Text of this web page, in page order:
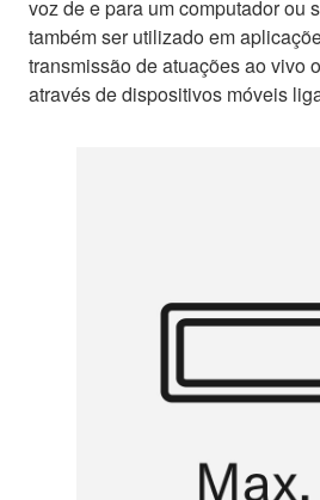
voz de e para um computador ou
também ser utilizado em
transmissão de atuações ao vivo
através de dispositivos móveis